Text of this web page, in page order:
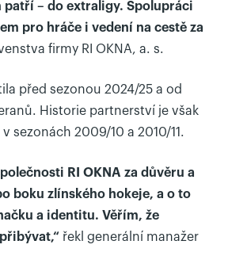
– do extraligy. Spolupráci
pro hráče i vedení na cestě za
firmy RI OKNA, a. s.
před sezonou 2024/25 a od
Historie partnerství je však
sezonách 2009/10 a 2010/11.
RI OKNA za důvěru a
boku zlínského hokeje, a o to
a identitu. Věřím, že
řekl generální manažer